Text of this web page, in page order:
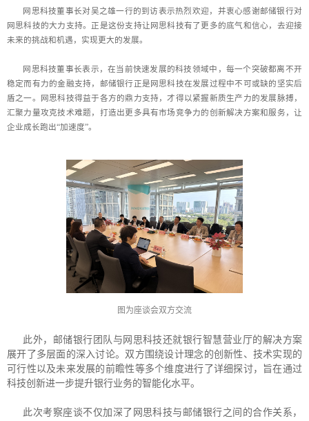
网思科技董事长对吴之雄一行的到访表示热烈欢迎，并衷心感谢邮储银行对
网思科技的大力支持。正是这份支持让网思科技有了更多的底气和信心，去迎接
未来的挑战和机遇，实现更大的发展。
网思科技董事长表示，在当前快速发展的科技领域中，每一个突破都离不开
稳定而有力的金融支持，邮储银行正是网思科技在发展过程中不可或缺的坚实后
盾之一。网思科技得益于各方的鼎力支持，才得以紧握新质生产力的发展脉搏，
汇聚力量攻克技术难题，打造出更多具有市场竞争力的创新解决方案和服务，让
企业成长跑出“加速度”。
图为座谈会双方交流
此外，邮储银行团队与网思科技还就银行智慧营业厅的解决方案
展开了多层面的深入讨论。双方围绕设计理念的创新性、技术实现的
可行性以及未来发展的前瞻性等多个维度进行了详细探讨，旨在通过
科技创新进一步提升银行业务的智能化水平。
此次考察座谈不仅加深了网思科技与邮储银行之间的合作关系，